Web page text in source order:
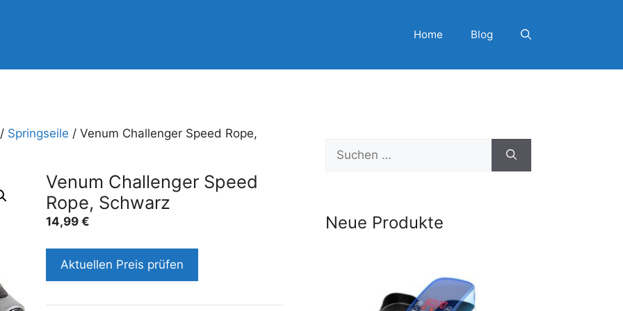
Home Blog
/ Springseile / Venum Challenger Speed Rope,
Venum Challenger Speed
Rope, Schwarz
14,99 €
Aktuellen Preis prüfen
Suchen
nach:
Neue Produkte